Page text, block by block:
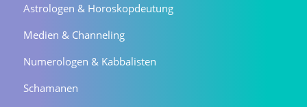
Astrologen & Horoskopdeutung
Medien & Channeling
Numerologen & Kabbalisten
Schamanen